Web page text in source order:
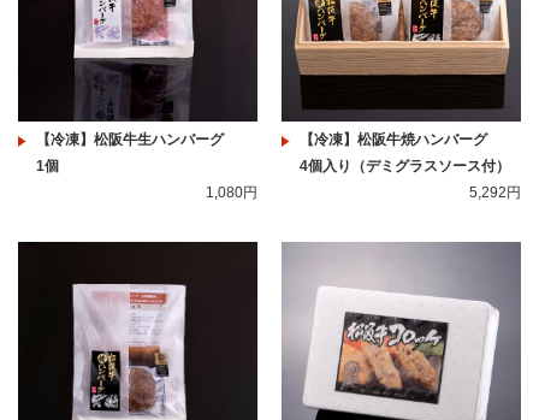
【冷凍】松阪牛生ハンバーグ
1個
1,080円
【冷凍】松阪牛焼ハンバーグ
4個入り（デミグラスソース付）
5,292円